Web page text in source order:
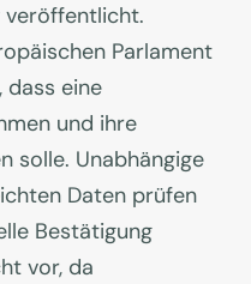
veröffentlicht.
Parlament
eine
und ihre
solle. Unabhängige
Daten prüfen
Bestätigung
vor, da